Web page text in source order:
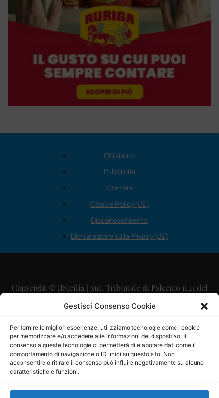
Gestisci Consenso Cookie
Per fornire le migliori esperienze, utilizziamo tecnologie come i cookie
per memorizzare e/o accedere alle informazioni del dispositivo. Il
consenso a queste tecnologie ci permetterà di elaborare dati come il
comportamento di navigazione o ID unici su questo sito. Non
acconsentire o ritirare il consenso può influire negativamente su alcune
caratteristiche e funzioni.
Chi siamo
Pubblicità
Contatti
Cookie Policy (UE)
Disconoscimento
Dichiarazione sulla Privacy (UE)
Copyright © ilSicilia | aut. Tribunale di Palermo n.11 del
29/09/2015
Direttore Editoriale: Maurizio Scaglione
Direttore Responsabile: Maria Calabrese